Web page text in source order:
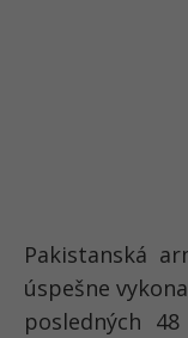
Pakistanská
úspešne
posledných